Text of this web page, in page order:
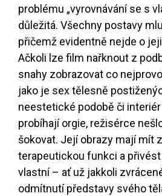
problému „vyrovnávání se s
důležitá. Všechny postavy
přičemž evidentně nejde o
Ačkoli lze film nařknout z
snahy zobrazovat co
jako je sex tělesně
neestetické podobě či
probíhají orgie, režisérce
šokovat. Její obrazy mají mít
terapeutickou funkci a
vlastní – ať už jakkoli
odmítnutí představy svého